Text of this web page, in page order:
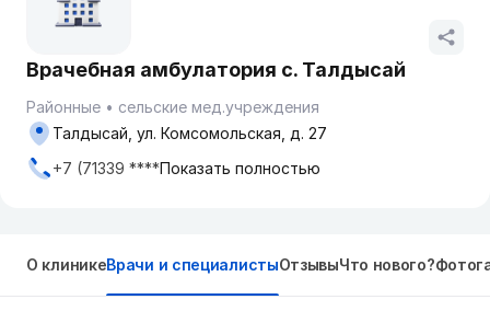
Врачебная амбулатория с. Талдысай
Районные
сельские мед.учреждения
Талдысай, ул. Комсомольская, д. 27
+7 (71339 ****Показать полностью
О клиникеВрачи и специалистыОтзывыЧто нового?